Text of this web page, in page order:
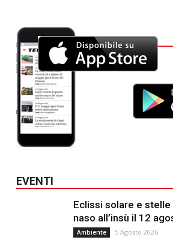
EVENTI
Eclissi solare e
naso all’insù il 12
Ambiente 5 Agosto 2026